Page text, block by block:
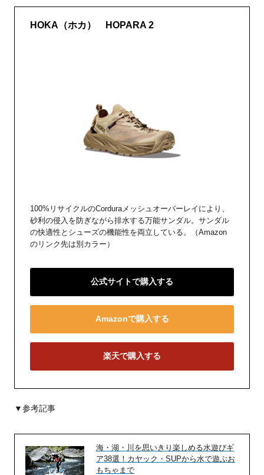
HOKA（ホカ） HOPARA 2
100%リサイクルのCorduraメッシュオーバーレイにより、
砂利の侵入を防ぎながら排水する万能サンダル。サンダル
の快適性とシューズの機能性を両立している。（Amazon
のリンク先は別カラー）
公式サイトで購入する
Amazonで購入する
楽天で購入する
▼参考記事
海・湖・川を思いきり楽しめる水遊びギ
ア38選！カヤック・SUPから水で遊ぶお
もちゃまで